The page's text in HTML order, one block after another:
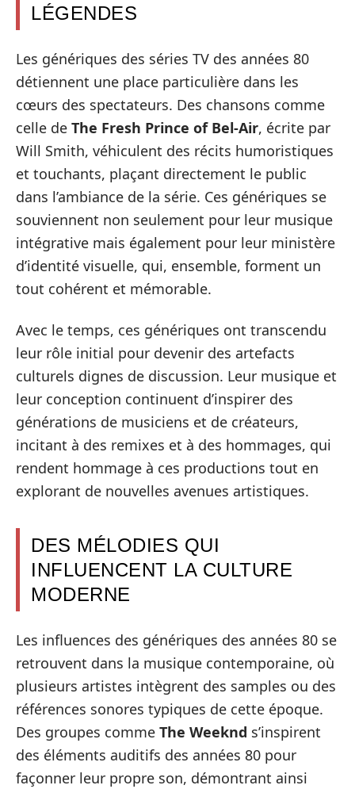
LÉGENDES
Les génériques des séries TV des années 80
détiennent une place particulière dans les
cœurs des spectateurs. Des chansons comme
celle de The Fresh Prince of Bel-Air, écrite par
Will Smith, véhiculent des récits humoristiques
et touchants, plaçant directement le public
dans l’ambiance de la série. Ces génériques se
souviennent non seulement pour leur musique
intégrative mais également pour leur ministère
d’identité visuelle, qui, ensemble, forment un
tout cohérent et mémorable.
Avec le temps, ces génériques ont transcendu
leur rôle initial pour devenir des artefacts
culturels dignes de discussion. Leur musique et
leur conception continuent d’inspirer des
générations de musiciens et de créateurs,
incitant à des remixes et à des hommages, qui
rendent hommage à ces productions tout en
explorant de nouvelles avenues artistiques.
DES MÉLODIES QUI
INFLUENCENT LA CULTURE
MODERNE
Les influences des génériques des années 80 se
retrouvent dans la musique contemporaine, où
plusieurs artistes intègrent des samples ou des
références sonores typiques de cette époque.
Des groupes comme The Weeknd s’inspirent
des éléments auditifs des années 80 pour
façonner leur propre son, démontrant ainsi